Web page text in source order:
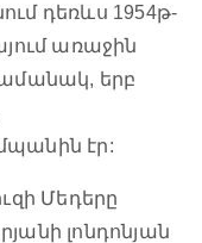
դեռևս 1954թ-
առաջին
երբ
էր:
Մեդերը
լոնդոնյան